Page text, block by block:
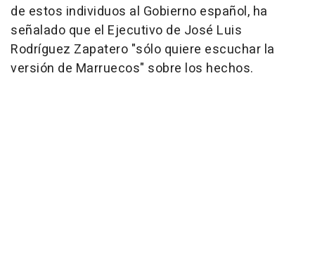
de estos individuos al Gobierno español, ha
señalado que el Ejecutivo de José Luis
Rodríguez Zapatero "sólo quiere escuchar la
versión de Marruecos" sobre los hechos.